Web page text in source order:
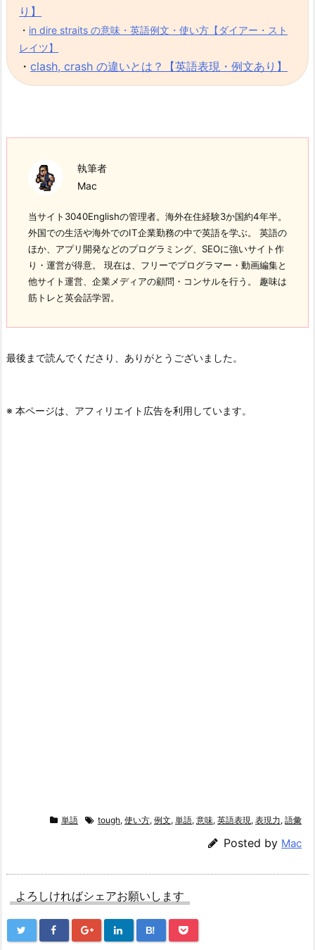
り】
・ in dire straits の意味・英語例文・使い方【ダイアー・スト
レイツ】
・clash, crash の違いとは？【英語表現・例文あり】
執筆者
Mac
当サイト3040Englishの管理者。海外在住経験3か国約4年半。
外国での生活や海外でのIT企業勤務の中で英語を学ぶ。 英語の
ほか、アプリ開発などのプログラミング、SEOに強いサイト作
り・運営が得意。 現在は、フリーでプログラマー・動画編集と
他サイト運営、企業メディアの顧問・コンサルを行う。 趣味は
筋トレと英会話学習。
最後まで読んでくださり、ありがとうございました。
※ 本ページは、アフィリエイト広告を利用しています。
単語 tough, 使い方, 例文, 単語, 意味, 英語表現, 表現力, 語彙
Posted by Mac
よろしければシェアお願いします
B!